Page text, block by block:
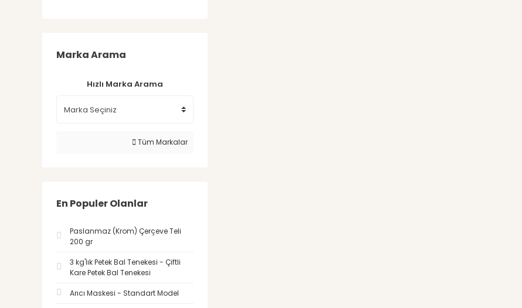
Marka Arama
Hızlı Marka Arama
Tüm Markalar
En Populer Olanlar
Paslanmaz (Krom) Çerçeve Teli
200 gr
3 kg'lık Petek Bal Tenekesi - Çiftli
Kare Petek Bal Tenekesi
Arıcı Maskesi - Standart Model